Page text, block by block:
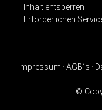
Inhalt entsperren
Erforderlichen
Impressum · AGB´s ·
©